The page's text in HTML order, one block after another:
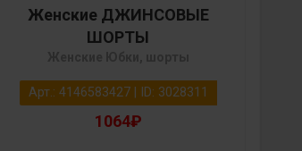
Женские ДЖИНСОВЫЕ
ШОРТЫ
Арт.: 4146583427 | ID: 3028311
1064₽